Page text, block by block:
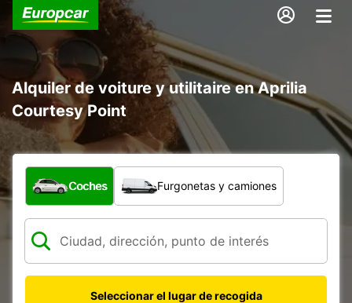
Alquiler de voiture y utilitaire en Aprilia
Courtesy Point
¿Qué tipo de vehículo?
Coches Furgonetas y camiones
Seleccionar el lugar de recogida